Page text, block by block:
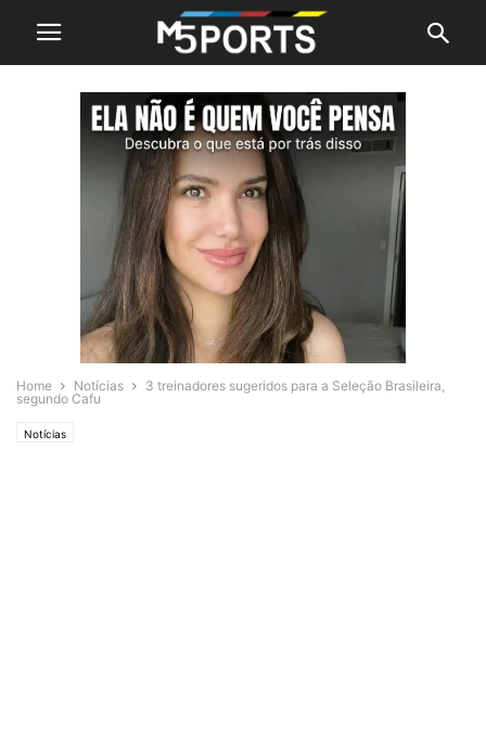
Home Notícias
3 treinadores sugeridos para a Seleção Brasileira,
segundo Cafu
Notícias